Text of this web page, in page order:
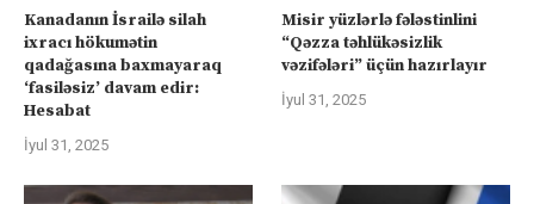
Kanadanın İsrailə silah
ixracı hökumətin
qadağasına baxmayaraq
‘fasiləsiz’ davam edir:
Hesabat
İyul 31, 2025
Misir yüzlərlə fələstinlini
“Qəzza təhlükəsizlik
vəzifələri” üçün hazırlayır
İyul 31, 2025